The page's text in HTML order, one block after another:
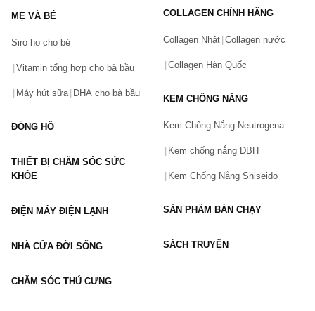
Vấn đề(*)
MẸ VÀ BÉ
Siro ho cho bé
Vitamin tổng hợp cho bà bầu
Máy hút sữa DHA cho bà bầu
ĐỒNG HỒ
THIẾT BỊ CHĂM SÓC SỨC
KHỎE
ĐIỆN MÁY ĐIỆN LẠNH
NHÀ CỬA ĐỜI SỐNG
CHĂM SÓC THÚ CƯNG
COLLAGEN CHÍNH HÃNG
Collagen Nhật Collagen nước
Collagen Hàn Quốc
KEM CHỐNG NẮNG
Kem Chống Nắng Neutrogena
Kem chống nắng DBH
Kem Chống Nắng Shiseido
SẢN PHẨM BÁN CHẠY
SÁCH TRUYỆN